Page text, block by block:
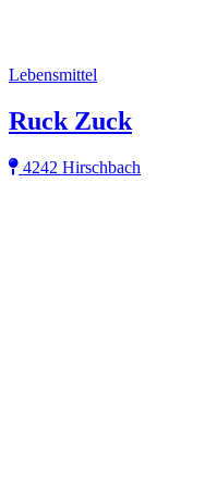
Lebensmittel
Ruck Zuck
4242 Hirschbach